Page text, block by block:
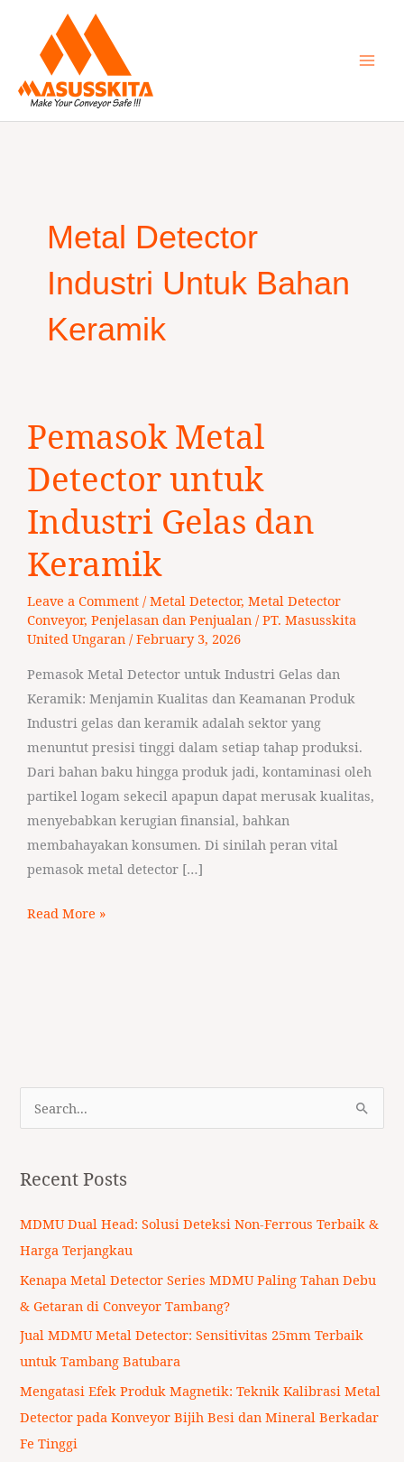
content
Metal Detector
Industri Untuk Bahan
Keramik
Pemasok Metal
Detector untuk
Industri Gelas dan
Keramik
Leave a Comment / Metal Detector, Metal Detector
Conveyor, Penjelasan dan Penjualan/ PT. Masusskita
United Ungaran / February 3, 2026
Pemasok Metal Detector untuk Industri Gelas dan
Keramik: Menjamin Kualitas dan Keamanan Produk
Industri gelas dan keramik adalah sektor yang
menuntut presisi tinggi dalam setiap tahap produksi.
Dari bahan baku hingga produk jadi, kontaminasi oleh
partikel logam sekecil apapun dapat merusak kualitas,
menyebabkan kerugian finansial, bahkan
membahayakan konsumen. Di sinilah peran vital
pemasok metal detector […]
Metal
untuk
Industri
Gelas
dan
Keramik
Read More »
r
c
h
:
Recent Posts
MDMU Dual Head: Solusi Deteksi Non-Ferrous Terbaik &
Harga Terjangkau
Kenapa Metal Detector Series MDMU Paling Tahan Debu
& Getaran di Conveyor Tambang?
Jual MDMU Metal Detector: Sensitivitas 25mm Terbaik
untuk Tambang Batubara
Mengatasi Efek Produk Magnetik: Teknik Kalibrasi Metal
Detector pada Konveyor Bijih Besi dan Mineral Berkadar
Fe Tinggi